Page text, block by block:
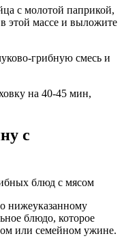
с молотой паприкой,
этой массе и выложите
грибную смесь и
на 40-45 мин,
с
нижеуказанному
блюдо, которое
или семейном ужине.